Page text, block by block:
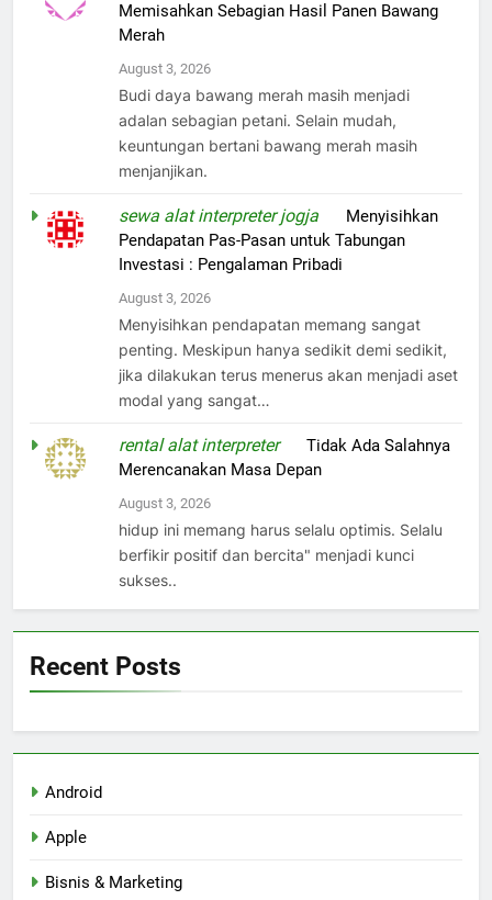
Memisahkan Sebagian Hasil Panen Bawang
Merah
August 3, 2026
Budi daya bawang merah masih menjadi
adalan sebagian petani. Selain mudah,
keuntungan bertani bawang merah masih
menjanjikan.
sewa alat interpreter jogja
Menyisihkan
Pendapatan Pas-Pasan untuk Tabungan
Investasi : Pengalaman Pribadi
August 3, 2026
Menyisihkan pendapatan memang sangat
penting. Meskipun hanya sedikit demi sedikit,
jika dilakukan terus menerus akan menjadi aset
modal yang sangat…
rental alat interpreteronTidak Ada Salahnya
Merencanakan Masa Depan
August 3, 2026
hidup ini memang harus selalu optimis. Selalu
berfikir positif dan bercita" menjadi kunci
sukses..
Recent Posts
Android
Apple
Bisnis & Marketing